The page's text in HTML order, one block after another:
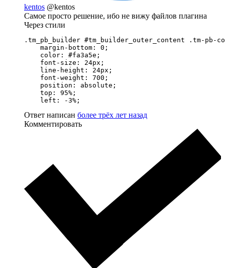
kentos @kentos
Самое просто решение, ибо не вижу файлов плагина
Через стили
.tm_pb_builder #tm_builder_outer_content .tm-pb-
    margin-bottom: 0;
    color: #fa3a5e;
    font-size: 24px;
    line-height: 24px;
    font-weight: 700;
    position: absolute;
    top: 95%;
    left: -3%;
Ответ написан более трёх лет назад
Комментировать